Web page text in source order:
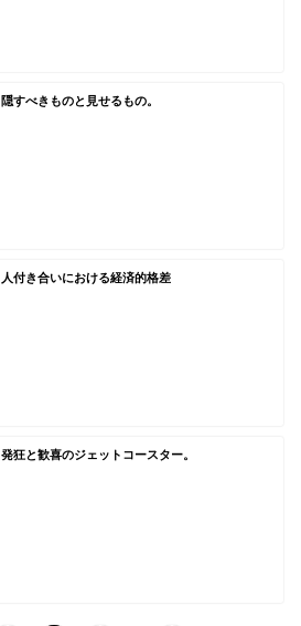
隠すべきものと見せるもの。
人付き合いにおける経済的格差
発狂と歓喜のジェットコースター。